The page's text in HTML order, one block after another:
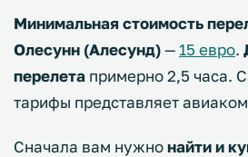
Минимальная стоимость
Олесунн (Алесунд)— 15 евро.
перелета примерно 2,5 часа.
тарифы представляет
Сначала вам нужнонайти и